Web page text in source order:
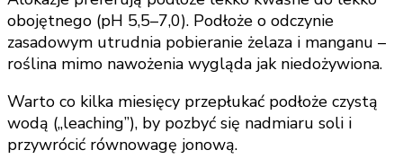
obojętnego (pH 5,5–7,0). Podłoże o odczynie
zasadowym utrudnia pobieranie żelaza i manganu –
roślina mimo nawożenia wygląda jak niedożywiona.
Warto co kilka miesięcy przepłukać podłoże czystą
wodą („leaching”), by pozbyć się nadmiaru soli i
przywrócić równowagę jonową.